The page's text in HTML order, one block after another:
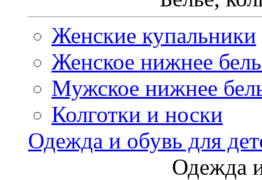
Женские купальники
Женское нижнее
Мужское нижнее
Колготки и носки
Одежда и обувь для
Одежда